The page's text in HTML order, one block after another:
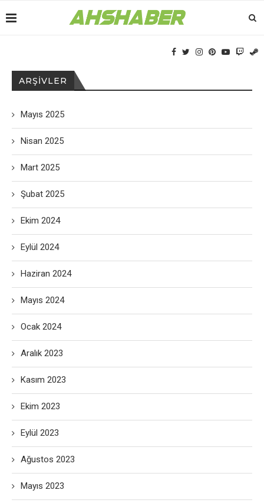
ARŞIVLER
Mayıs 2025
Nisan 2025
Mart 2025
Şubat 2025
Ekim 2024
Eylül 2024
Haziran 2024
Mayıs 2024
Ocak 2024
Aralık 2023
Kasım 2023
Ekim 2023
Eylül 2023
Ağustos 2023
Mayıs 2023